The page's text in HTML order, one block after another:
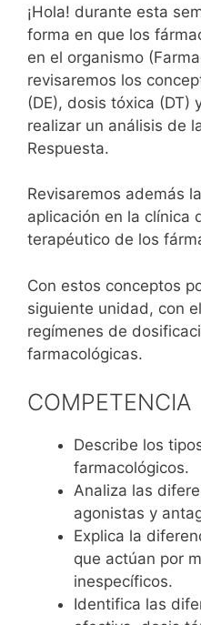
¡Hola! durante esta
forma en que los
en el organismo
revisaremos los
(DE), dosis tóxica (DT)
realizar un análisis de
Respuesta.
Revisaremos además
aplicación en la clínica
terapéutico de los
Con estos conceptos
siguiente unidad, con
regímenes de
farmacológicas.
COMPETENCIA
Describe los
farmacológicos.
Analiza las
agonistas y
Explica la
que actúan por
inespecíficos.
Identifica las